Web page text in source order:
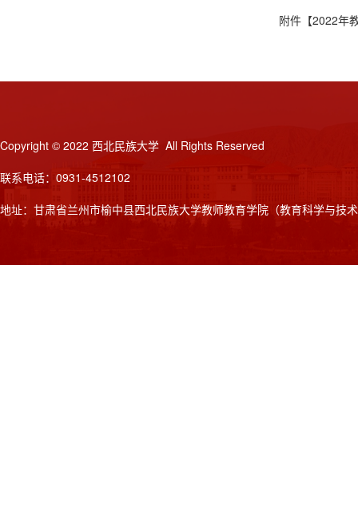
附件【2022年
Copyright © 2022 西北民族大学 All Rights Reserved
联系电话：0931-4512102
地址：甘肃省兰州市榆中县西北民族大学教师教育学院（教育科学与